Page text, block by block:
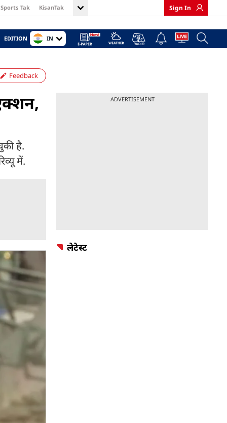
Sports Tak KisanTak Sign In
EDITION IN
Feedback
है.
में.
ADVERTISEMENT
लेटेस्ट